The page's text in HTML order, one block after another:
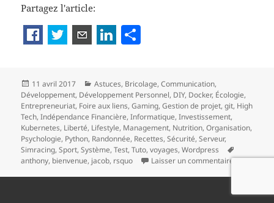
Partagez l'article:
rt
a
g
er
Publié
le
11 avril 2017 Catégories
Astuces, Bricolage,Communication,
Développement, Développement Personnel, DIY, Docker, Écologie,
Entrepreneuriat, Foire aux liens,Gaming,Gestion de projet,git, High
Tech,Indépendance Financière,Informatique,Investissement,
Kubernetes, Liberté, Lifestyle, Management, Nutrition,Organisation,
Psychologie, Python, Randonnée, Recettes,Sécurité,Serveur,
Simracing,Sport,Système,Test,Tuto,voyages,Wordpress
clés
anthony, bienvenue, jacob, rsquo Laisser un commentairesur